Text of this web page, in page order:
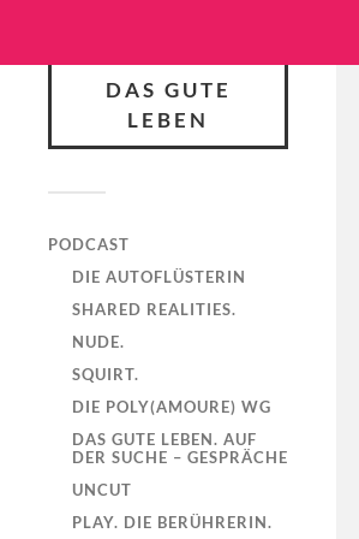
DAS GUTE
LEBEN
PODCAST
DIE AUTOFLÜSTERIN
SHARED REALITIES.
NUDE.
SQUIRT.
DIE POLY(AMOURE) WG
DAS GUTE LEBEN. AUF
DER SUCHE – GESPRÄCHE
UNCUT
PLAY. DIE BERÜHRERIN.